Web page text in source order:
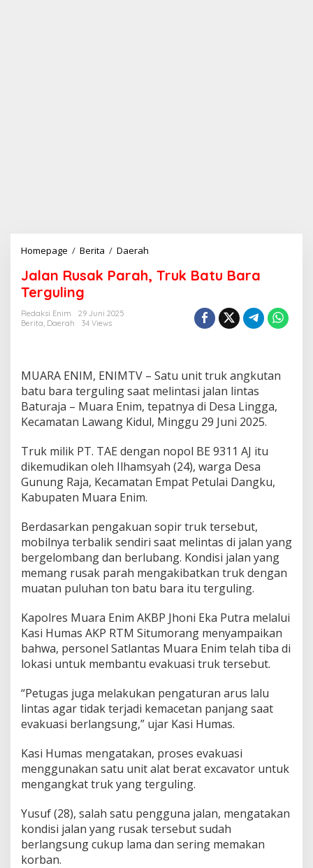
Homepage / Berita / Daerah
l
P
a
r
a
h
T
r
u
k
t
u
B
a
r
a
e
r
g
u
l
n
g
Jalan Rusak Parah, Truk Batu Bara
Terguling
Redaksi Enim
29 Juni 2025
Berita, Daerah 34 Views
MUARA ENIM, ENIMTV – Satu unit truk angkutan
batu bara terguling saat melintasi jalan lintas
Baturaja – Muara Enim, tepatnya di Desa Lingga,
Kecamatan Lawang Kidul, Minggu 29 Juni 2025.
Truk milik PT. TAE dengan nopol BE 9311 AJ itu
dikemudikan oleh Ilhamsyah (24), warga Desa
Gunung Raja, Kecamatan Empat Petulai Dangku,
Kabupaten Muara Enim.
Berdasarkan pengakuan sopir truk tersebut,
mobilnya terbalik sendiri saat melintas di jalan yang
bergelombang dan berlubang. Kondisi jalan yang
memang rusak parah mengakibatkan truk dengan
muatan puluhan ton batu bara itu terguling.
Kapolres Muara Enim AKBP Jhoni Eka Putra melalui
Kasi Humas AKP RTM Situmorang menyampaikan
bahwa, personel Satlantas Muara Enim telah tiba di
lokasi untuk membantu evakuasi truk tersebut.
“Petugas juga melakukan pengaturan arus lalu
lintas agar tidak terjadi kemacetan panjang saat
evakuasi berlangsung,” ujar Kasi Humas.
Kasi Humas mengatakan, proses evakuasi
menggunakan satu unit alat berat excavator untuk
mengangkat truk yang terguling.
Yusuf (28), salah satu pengguna jalan, mengatakan
kondisi jalan yang rusak tersebut sudah
berlangsung cukup lama dan sering memakan
korban.